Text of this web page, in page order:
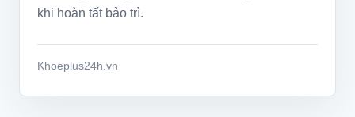
khi hoàn tất bảo trì.
Khoeplus24h.vn